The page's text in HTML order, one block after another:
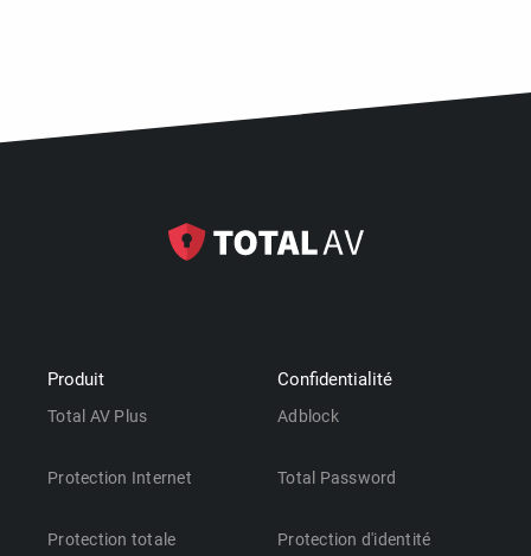
Produit
Total AV Plus
Protection Internet
Protection totale
Confidentialité
Adblock
Total Password
Protection d'identité